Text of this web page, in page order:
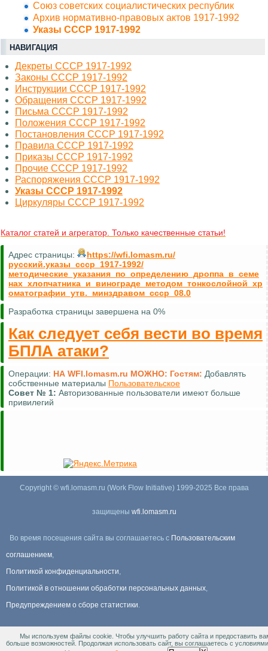
Союз советских социалистических республик
Архив нормативно-правовых актов 1917-1992
Указы СССР 1917-1992
НАВИГАЦИЯ
Декреты СССР 1917-1992
Законы СССР 1917-1992
Инструкции СССР 1917-1992
Обращения СССР 1917-1992
Письма СССР 1917-1992
Положения СССР 1917-1992
Постановления СССР 1917-1992
Правила СССР 1917-1992
Приказы СССР 1917-1992
Прочие СССР 1917-1992
Распоряжения СССР 1917-1992
Указы СССР 1917-1992
Циркуляры СССР 1917-1992
Каталог статей и агрегатор. Только качественные статьи!
Адрес страницы:
https://wfi.lomasm.ru/
русский.указы_ссср_1917-1992/
методические_указания_по_определению_дроппа_в_семе
нах_хлопчатника_и_винограде_методом_тонкослойной_хр
оматографии_утв._минздравом_ссср_08.0
Разработка страницы завершена на 0%
Как следует себя вести во время
БПЛА атаки?
Операции: НА WFI.lomasm.ru МОЖНО: Гостям: Добавлять
собственные материалы Пользовательское
Совет № 1: Авторизованные пользователи имеют больше
привилегий
Copyright © wfi.lomasm.ru (Work Flow Initiative) 1999-2025 Все права
защищены wfi.lomasm.ru
Во время посещения сайта вы соглашаетесь с Пользовательским
соглашением,
Политикой конфиденциальности,
Политикой в отношении обработки персональных данных,
Предупреждением о сборе статистики.
Информация Для правообладателей.
Мы используем файлы cookie. Чтобы улучшить работу сайта и предоставить
больше возможностей. Продолжая использовать сайт, вы соглашаетесь с условиями